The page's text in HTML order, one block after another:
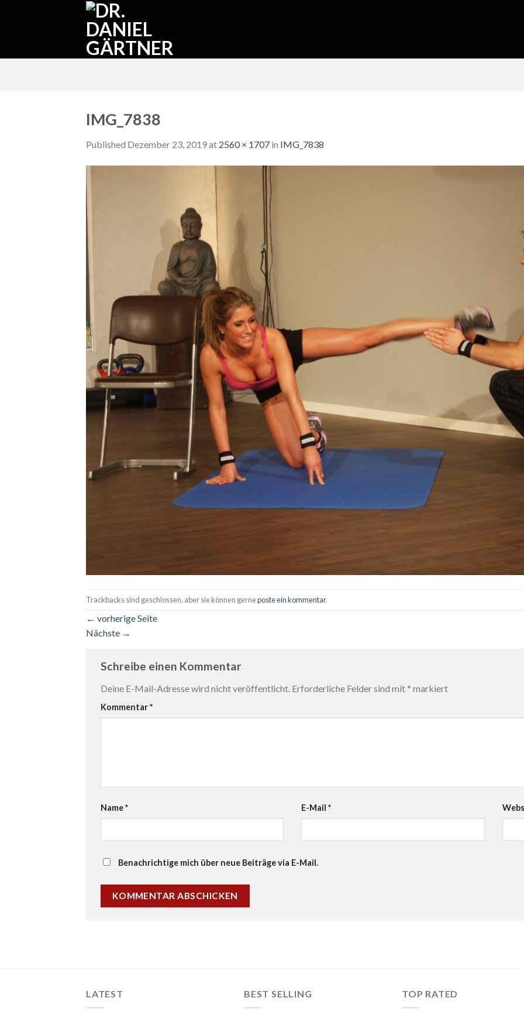
IMG_7838
Published Dezember 23, 2019at 2560 × 1707 in IMG_7838
Trackbacks sind geschlossen, aber sie können gerneposte ein kommentar.
← vorherige Seite
Nächste →
Schreibe einen Kommentar
Deine E-Mail-Adresse wird nicht veröffentlicht. Erforderliche Felder sind mit * markiert
Kommentar*
Name* E-Mail*
Benachrichtige mich über neue Beiträge via E-Mail.
LATEST BEST SELLING TOP RATED